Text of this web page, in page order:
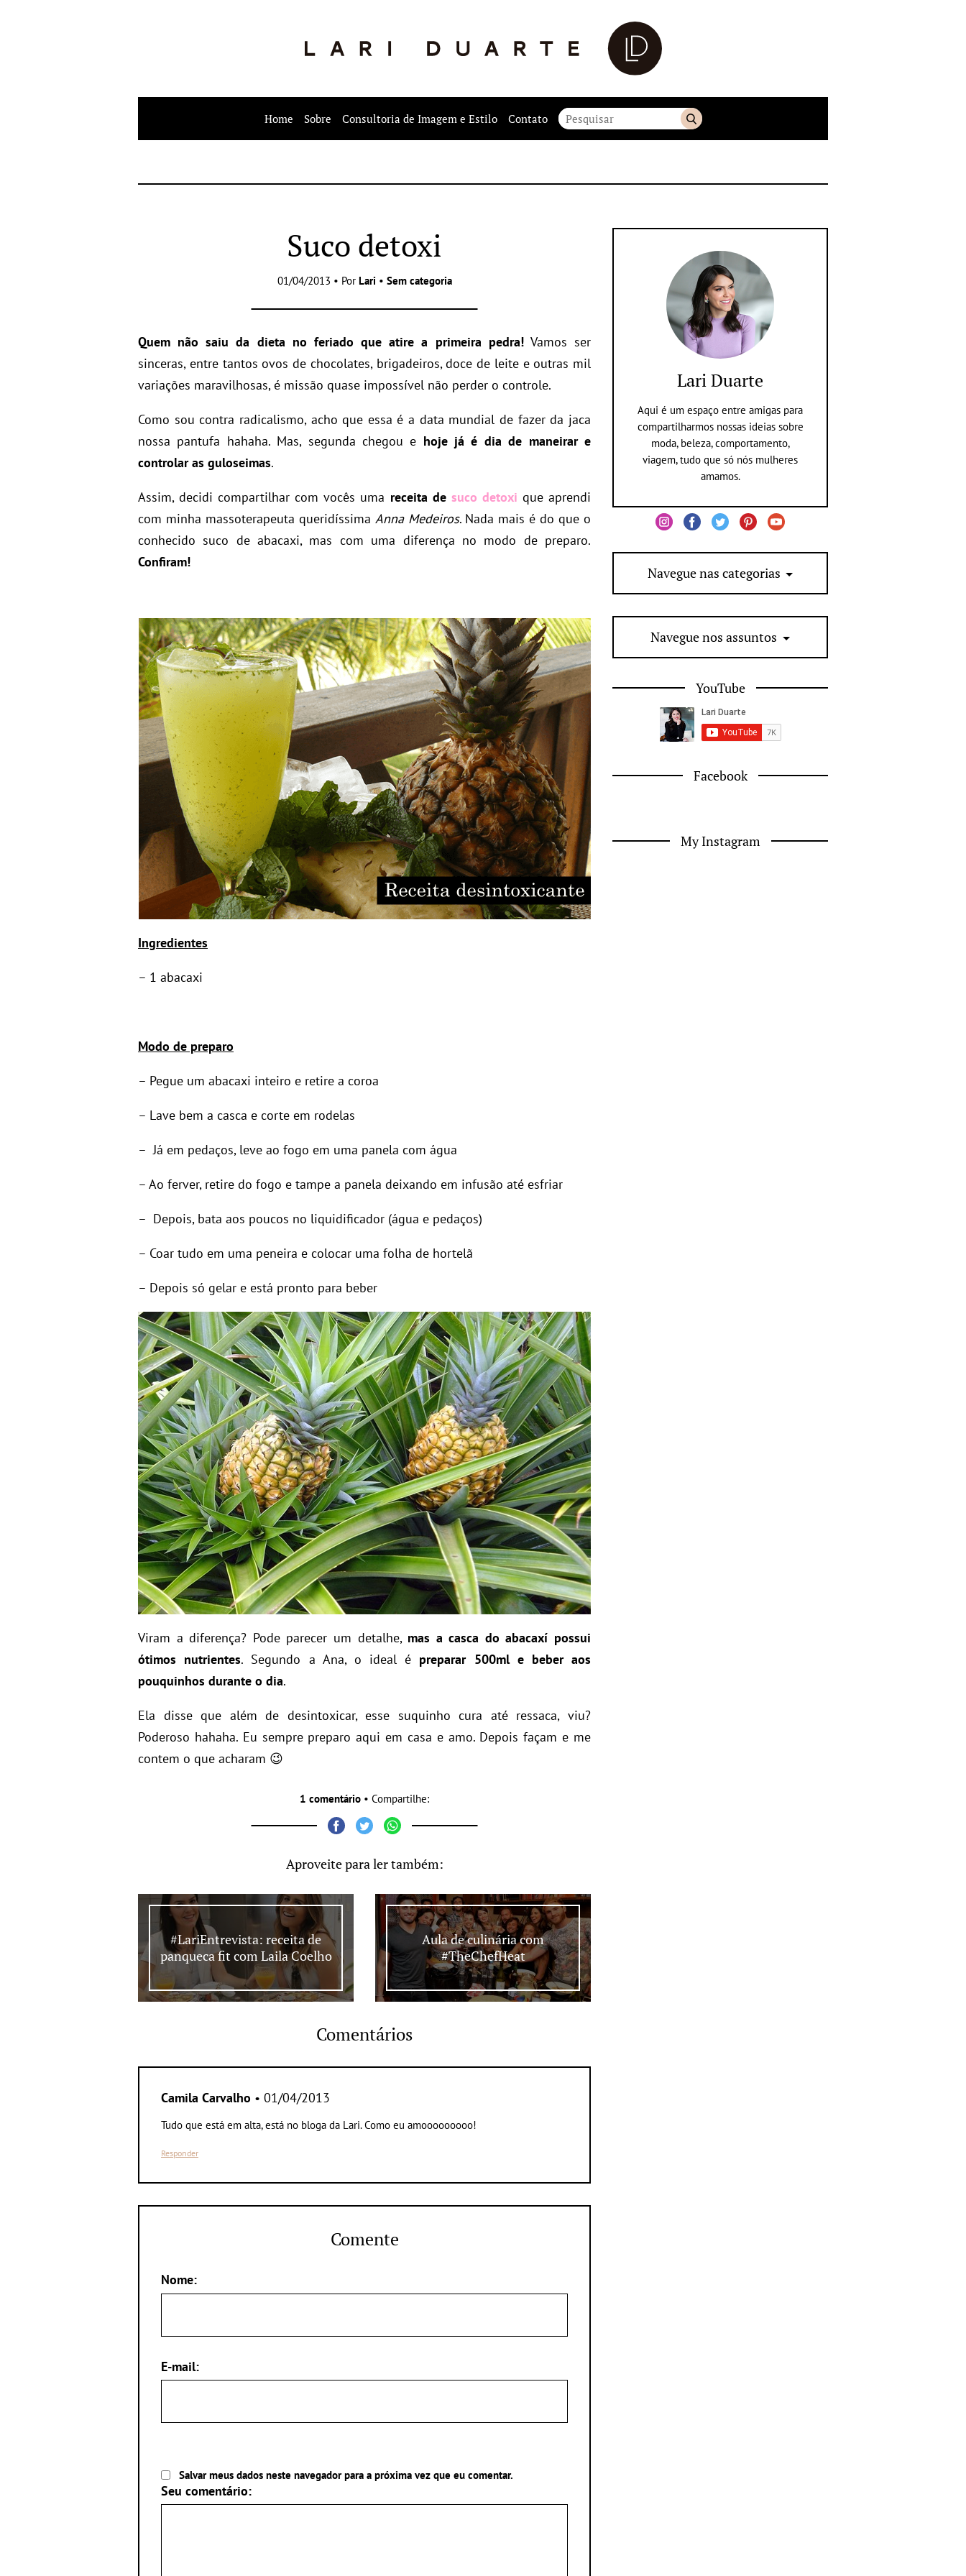
Home Sobre Consultoria de Imagem e Estilo Contato
Suco detoxi
01/04/2013 • Por Lari • Sem categoria
Quem não saiu da dieta no feriado que atire a primeira pedra!Vamos ser
sinceras, entre tantos ovos de chocolates, brigadeiros, doce de leite e outras mil
variações maravilhosas, é missão quase impossível não perder o controle.
Como sou contra radicalismo, acho que essa é a data mundial de fazer da jaca
nossa pantufa hahaha. Mas, segunda chegou e hoje já é dia de maneirar e
controlar as guloseimas.
Assim, decidi compartilhar com vocês uma receita de suco detoxi que aprendi
com minha massoterapeuta queridíssima Anna Medeiros. Nada mais é do que o
conhecido suco de abacaxi, mas com uma diferença no modo de preparo.
Confiram!
Ingredientes
– 1 abacaxi
Modo de preparo
– Pegue um abacaxi inteiro e retire a coroa
– Lave bem a casca e corte em rodelas
– Já em pedaços, leve ao fogo em uma panela com água
– Ao ferver, retire do fogo e tampe a panela deixando em infusão até esfriar
– Depois, bata aos poucos no liquidificador (água e pedaços)
– Coar tudo em uma peneira e colocar uma folha de hortelã
– Depois só gelar e está pronto para beber
Viram a diferença? Pode parecer um detalhe, mas a casca do abacaxí possui
ótimos nutrientes. Segundo a Ana, o ideal é preparar 500ml e beber aos
pouquinhos durante o dia.
Ela disse que além de desintoxicar, esse suquinho cura até ressaca, viu?
Poderoso hahaha. Eu sempre preparo aqui em casa e amo. Depois façam e me
contem o que acharam 😉
1 comentário • Compartilhe:
Aproveite para ler também:
#LariEntrevista: receita de
panqueca fit com Laila Coelho
Aula de culinária com
#TheChefHeat
Comentários
Camila Carvalho • 01/04/2013
Tudo que está em alta, está no bloga da Lari. Como eu amooooooooo!
Responder
Comente
Nome:
E-mail:
Salvar meus dados neste navegador para a próxima vez que eu comentar.
Seu comentário:
Lari Duarte
Aqui é um espaço entre amigas para
compartilharmos nossas ideias sobre
moda, beleza, comportamento,
viagem, tudo que só nós mulheres
amamos.
Navegue nas categorias
Navegue nos assuntos
YouTube
Facebook
My Instagram